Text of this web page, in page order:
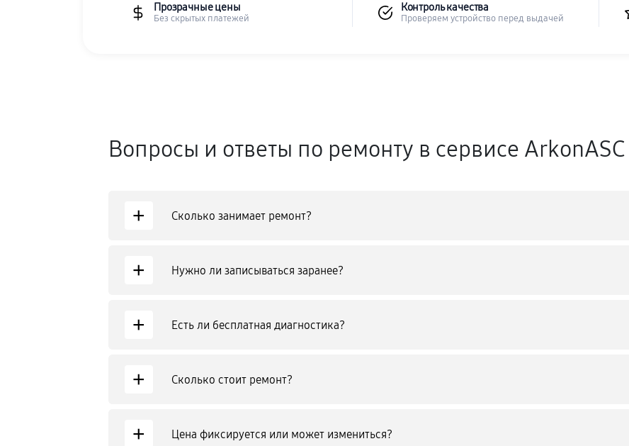
Прозрачные цены
Без скрытых платежей
Контроль качества
Проверяем устройство перед выдачей
Вопросы и ответы по ремонту в сервисе ArkonASC
+ Сколько занимает ремонт?
+ Нужно ли записываться заранее?
+ Есть ли бесплатная диагностика?
+ Сколько стоит ремонт?
+ Цена фиксируется или может измениться?